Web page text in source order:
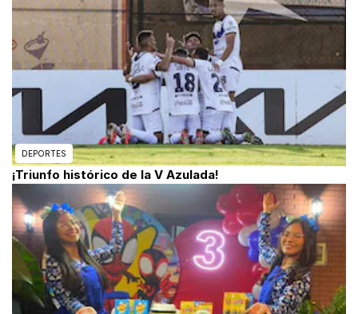
DEPORTES
¡Triunfo histórico de la V Azulada!